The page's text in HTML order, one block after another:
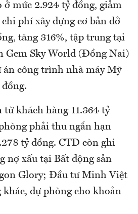
ở mức 2.924 tỷ đồng, giảm
phí xây dựng cơ bản dở
tăng 316%, tập trung tại
Gem Sky World (Đồng Nai)
án công trình nhà máy Mỹ
khách hàng 11.364 tỷ
phải thu ngắn hạn
tỷ đồng. CTD còn ghi
nợ xấu tại Bất động sản
Glory; Đầu tư Minh Việt
khác, dự phòng cho khoản